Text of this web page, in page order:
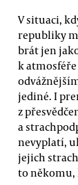
V situaci,
republiky
brát jen
k
jediné. I
z
a
nevyplatí,
jejich
to někomu,